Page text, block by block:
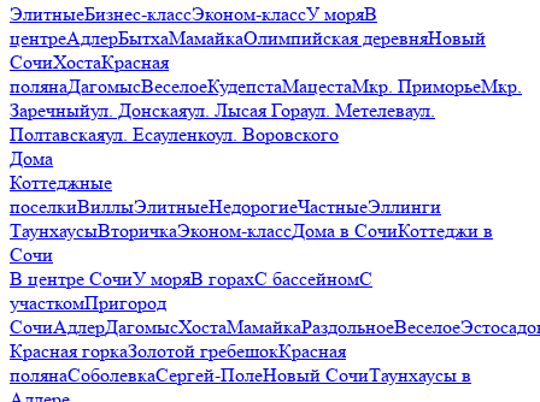
ЭлитныеБизнес-классЭконом-классУ моряВ
центреАдлерБытхаМамайкаОлимпийская деревняНовый
СочиХостаКрасная
полянаДагомысВеселоеКудепстаМацестаМкр. ПриморьеМкр.
Заречныйул. Донскаяул. Лысая Гораул. Метелеваул.
Полтавскаяул. Есауленкоул. Воровского
Дома
Коттеджные
поселкиВиллыЭлитныеНедорогиеЧастныеЭллинги
ТаунхаусыВторичкаЭконом-классДома в СочиКоттеджи в
Сочи
В центре СочиУ моряВ горахС бассейномС
участкомПригород
СочиАдлерДагомысХостаМамайкаРаздольноеВеселое
Красная горкаЗолотой гребешокКрасная
полянаСоболевкаСергей-ПолеНовый СочиТаунхаусы в